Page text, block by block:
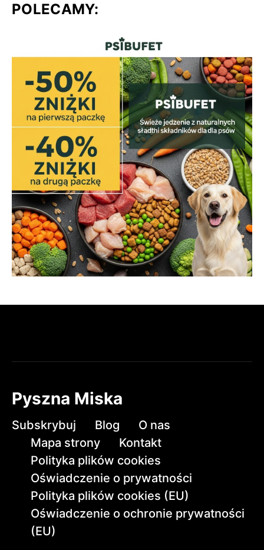
POLECAMY:
Pyszna Miska
Subskrybuj Blog
O nas
Mapa strony
Kontakt
Polityka plików cookies
Oświadczenie o prywatności
Polityka plików cookies (EU)
Oświadczenie o ochronie prywatności
(EU)